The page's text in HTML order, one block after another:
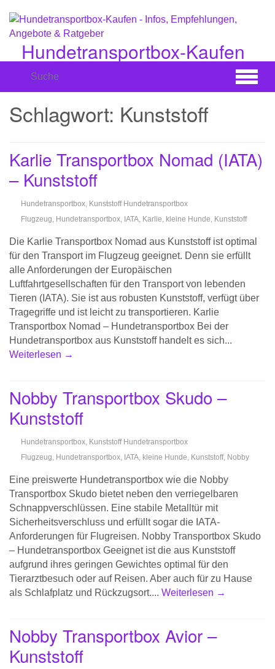
Hauptinhalt
springen
Hundetransportbox-Kaufen
Schlagwort: Kunststoff
Karlie Transportbox Nomad (IATA)
– Kunststoff
Hundetransportbox, Kunststoff Hundetransportbox
Flugzeug, Hundetransportbox, IATA, Karlie, kleine Hunde, Kunststoff
Die Karlie Transportbox Nomad aus Kunststoff ist optimal
für den Transport im Flugzeug geeignet. Denn sie erfüllt
alle Anforderungen der Europäischen
Luftfahrtgesellschaften für den Transport von lebenden
Tieren (IATA). Sie ist aus robusten Kunststoff, verfügt über
Tragegriffe und ist leicht zu transportieren. Karlie
Transportbox Nomad – Hundetransportbox Bei der
Hundetransportbox aus Kunststoff handelt es sich...
Weiterlesen →
Nobby Transportbox Skudo –
Kunststoff
Hundetransportbox, Kunststoff Hundetransportbox
Flugzeug, Hundetransportbox, IATA, kleine Hunde, Kunststoff, Nobby
Eine preiswerte Hundetransportbox wie die Nobby
Transportbox Skudo bietet neben den verriegelbaren
Schnappverschlüssen. Eine stabile Metalltür mit
Sicherheitsverschluss und erfüllt sogar die IATA-
Anforderungen für Flugreisen. Nobby Transportbox Skudo
– Hundetransportbox Geeignet ist die aus Kunststoff
aufgrund ihres geringen Gewichtes optimal für den
Tierarztbesuch oder auf Reisen. Aber auch für zu Hause
als Schlafplatz und Rückzugsort.... Weiterlesen →
Nobby Transportbox Avior –
Kunststoff